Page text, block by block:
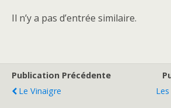
Il n’y a pas d’entrée similaire.
Publication Précédente
Le Vinaigre